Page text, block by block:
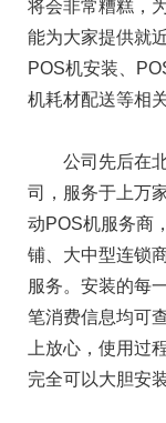
将会非常糟糕，
能为大家提供就
POS机安装、
机耗材配送等相
公司先后在北
司，服务于上万
动POS机服务商
铺、大中型连锁
服务。安装的每
笔消费信息均可
上放心，使用过
完全可以大胆安